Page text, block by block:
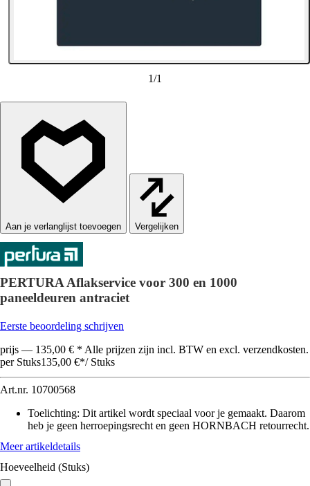
1/1
Vergelijken
PERTURA Aflakservice voor 300 en 1000
paneeldeuren antraciet
Eerste beoordeling schrijven
prijs — 135,00 € * Alle prijzen zijn incl. BTW en excl. verzendkosten.
per Stuks135,00 €*/ Stuks
Art.nr. 10700568
Toelichting: Dit artikel wordt speciaal voor je gemaakt. Daarom
heb je geen herroepingsrecht en geen HORNBACH retourrecht.
Meer artikeldetails
Hoeveelheid (Stuks)